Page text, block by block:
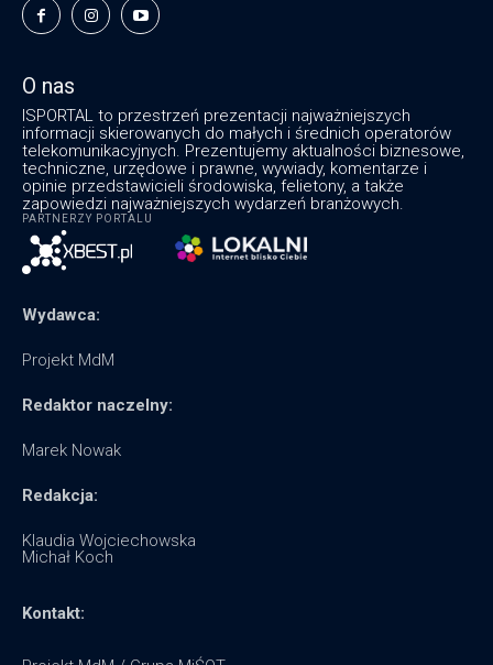
O nas
ISPORTAL to przestrzeń prezentacji najważniejszych
informacji skierowanych do małych i średnich operatorów
telekomunikacyjnych. Prezentujemy aktualności biznesowe,
techniczne, urzędowe i prawne, wywiady, komentarze i
opinie przedstawicieli środowiska, felietony, a także
zapowiedzi najważniejszych wydarzeń branżowych.
PARTNERZY PORTALU
Wydawca:
Projekt MdM
Redaktor naczelny:
Marek Nowak
Redakcja:
Klaudia Wojciechowska
Michał Koch
Kontakt: